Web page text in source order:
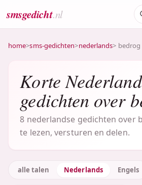
smsgedicht.nl
home>sms-gedichten>nederlands> bedrog
Korte
gedichten over
8 nederlandse gedichten over
te lezen, versturen en delen.
alle talen Nederlands Engels